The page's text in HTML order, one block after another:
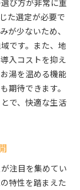
び方が非常に重
た選定が必要で
が少ないため、
です。また、地
入コストを抑え
湯を温める機能
期待できます。
で、快適な生活
注目を集めてい
特性を踏まえた